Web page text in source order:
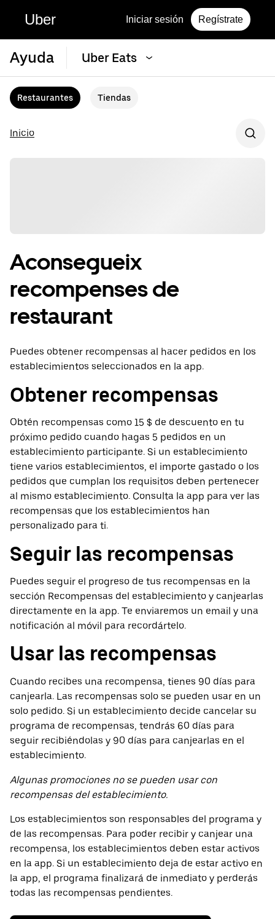
Uber Iniciar sesión Regístrate
Ayuda Uber Eats
Restaurantes Tiendas
Inicio
Aconsegueix
recompenses de
restaurant
Puedes obtener recompensas al hacer pedidos en los
establecimientos seleccionados en la app.
Obtener recompensas
Obtén recompensas como 15 $ de descuento en tu
próximo pedido cuando hagas 5 pedidos en un
establecimiento participante. Si un establecimiento
tiene varios establecimientos, el importe gastado o los
pedidos que cumplan los requisitos deben pertenecer
al mismo establecimiento. Consulta la app para ver las
recompensas que los establecimientos han
personalizado para ti.
Seguir las recompensas
Puedes seguir el progreso de tus recompensas en la
sección Recompensas del establecimiento y canjearlas
directamente en la app. Te enviaremos un email y una
notificación al móvil para recordártelo.
Usar las recompensas
Cuando recibes una recompensa, tienes 90 días para
canjearla. Las recompensas solo se pueden usar en un
solo pedido. Si un establecimiento decide cancelar su
programa de recompensas, tendrás 60 días para
seguir recibiéndolas y 90 días para canjearlas en el
establecimiento.
Algunas promociones no se pueden usar con
recompensas del establecimiento.
Los establecimientos son responsables del programa y
de las recompensas. Para poder recibir y canjear una
recompensa, los establecimientos deben estar activos
en la app. Si un establecimiento deja de estar activo en
la app, el programa finalizará de inmediato y perderás
todas las recompensas pendientes.